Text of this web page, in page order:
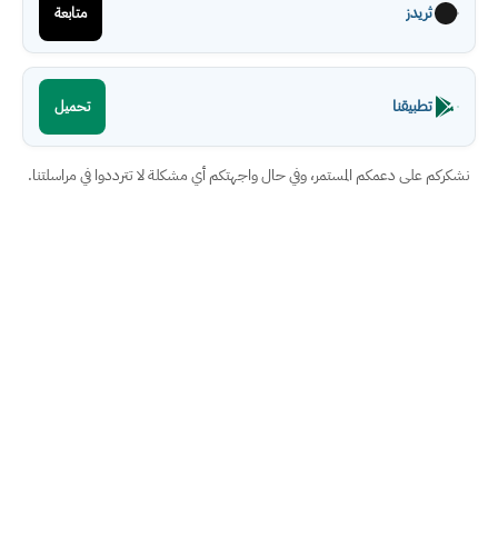
ثريدز متابعة
تطبيقنا تحميل
نشكركم على دعمكم المستمر، وفي حال واجهتكم أي مشكلة لا تترددوا في مراسلتنا.